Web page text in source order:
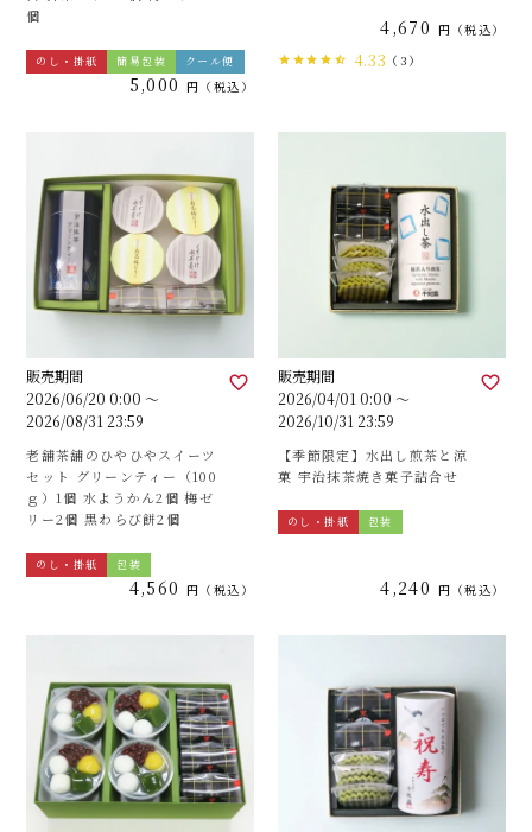
個
のし・掛紙 簡易包装 クール便
5,000 税込
4,670 税込
4.33 （3）
販売期間
2026/06/20 0:00〜
2026/08/31 23:59
老舗茶舗のひやひやスイーツ
セット グリーンティー（100
ｇ）1個 水ようかん2個 梅ゼ
リー2個 黒わらび餅2個
のし・掛紙 包装
4,560 税込
販売期間
2026/04/01 0:00 〜
2026/10/31 23:59
【季節限定】水出し煎茶と涼
菓 宇治抹茶焼き菓子詰合せ
のし・掛紙 包装
4,240 税込